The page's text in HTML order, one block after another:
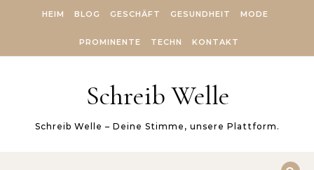
HEIM BLOG GESCHÄFT GESUNDHEIT MODE
PROMINENTE TECHN KONTAKT
Schreib Welle
Schreib Welle – Deine Stimme, unsere Plattform.